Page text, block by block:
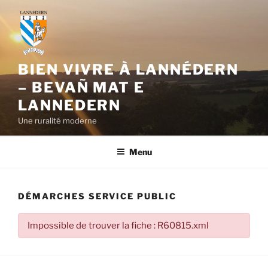
contenu
principal
BIEN VIVRE À LANNÉDERN
– BEVAÑ MAT E
LANNEDERN
Une ruralité moderne
Menu
DÉMARCHES SERVICE PUBLIC
Impossible de trouver la fiche : R60815.xml